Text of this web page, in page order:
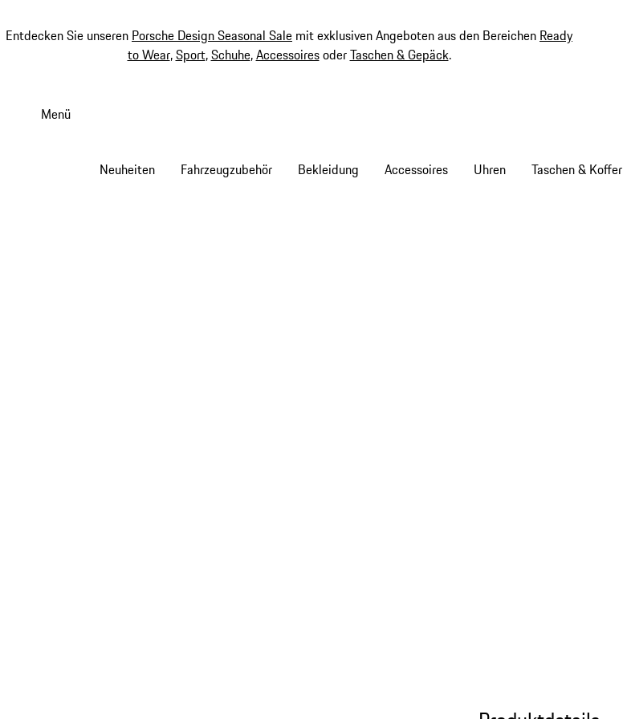
Entdecken Sie unseren Porsche Design Seasonal Sale mit exklusiven Angeboten aus den Bereichen Ready
to Wear,Sport,Schuhe,AccessoiresoderTaschen & Gepäck.
Hauptinhalt
Menü
Neuheiten Fahrzeugzubehör Bekleidung Accessoires Uhren Taschen & Koffer